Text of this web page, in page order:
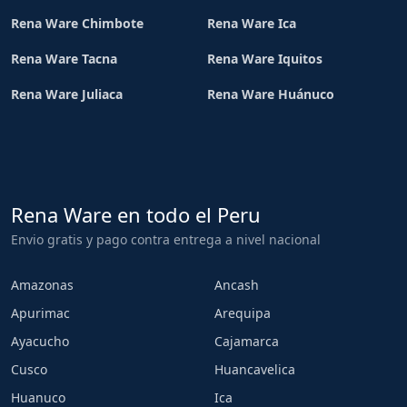
Rena Ware Chimbote Rena Ware Ica
Rena Ware Tacna Rena Ware Iquitos
Rena Ware Juliaca Rena Ware Huánuco
Rena Ware en todo el Peru
Envio gratis y pago contra entrega a nivel nacional
Amazonas
Ancash
Apurimac
Arequipa
Ayacucho
Cajamarca
Cusco
Huancavelica
Huanuco
Ica